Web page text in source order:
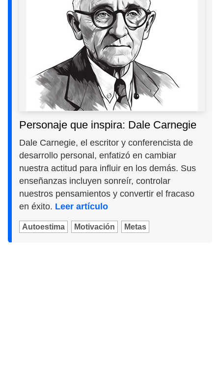
Personaje que inspira: Dale Carnegie
Dale Carnegie, el escritor y conferencista de
desarrollo personal, enfatizó en cambiar
nuestra actitud para influir en los demás. Sus
enseñanzas incluyen sonreír, controlar
nuestros pensamientos y convertir el fracaso
en éxito. Leer artículo
Autoestima Motivación Metas